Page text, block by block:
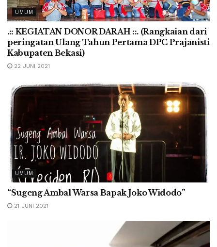
UMUM
.:: KEGIATAN DONOR DARAH ::. (Rangkaian dari
peringatan Ulang Tahun Pertama DPC Prajanisti
Kabupaten Bekasi)
22 JUNI 2021
UMUM
“Sugeng Ambal Warsa Bapak Joko Widodo”
21 JUNI 2021